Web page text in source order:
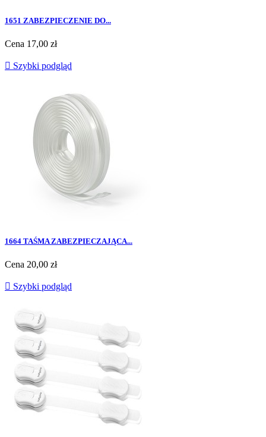
1651 ZABEZPIECZENIE DO...
Cena 17,00 zł
 Szybki podgląd
1664 TAŚMA ZABEZPIECZAJĄCA...
Cena 20,00 zł
 Szybki podgląd